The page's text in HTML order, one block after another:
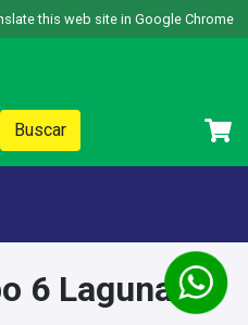
web site in Google Chrome
6 Lagunas